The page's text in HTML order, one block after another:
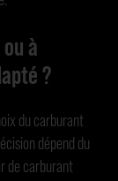
à
?
du carburant
dépend du
de carburant